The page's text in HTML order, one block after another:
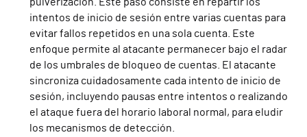
intentos de inicio de sesión entre varias cuentas para
evitar fallos repetidos en una sola cuenta. Este
enfoque permite al atacante permanecer bajo el radar
de los umbrales de bloqueo de cuentas. El atacante
sincroniza cuidadosamente cada intento de inicio de
sesión, incluyendo pausas entre intentos o realizando
el ataque fuera del horario laboral normal, para eludir
los mecanismos de detección.